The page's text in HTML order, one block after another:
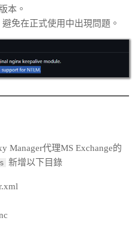
本。
免在正式使用中出現問題。
Manager代理MS Exchange的
新增以下目錄